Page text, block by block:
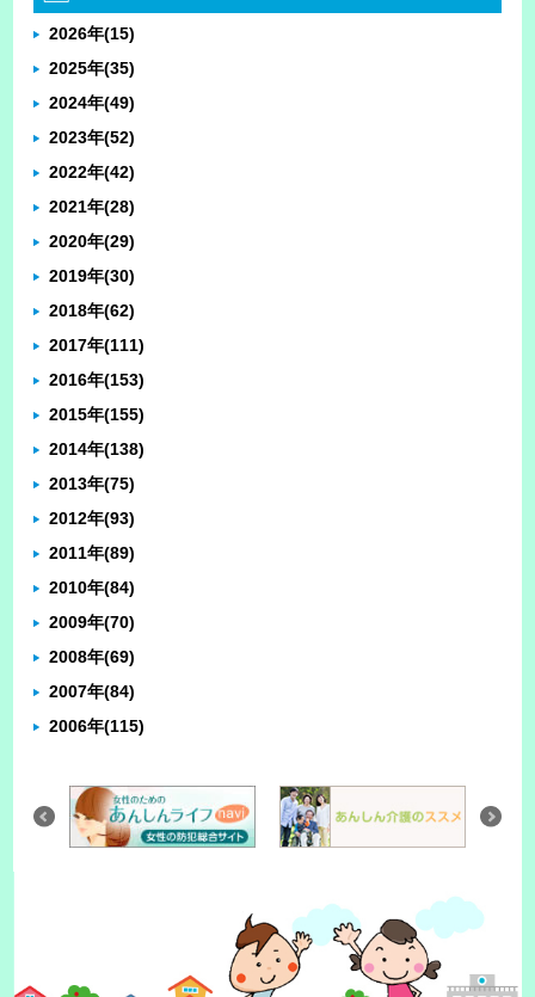
2026年(15)
2025年(35)
2024年(49)
2023年(52)
2022年(42)
2021年(28)
2020年(29)
2019年(30)
2018年(62)
2017年(111)
2016年(153)
2015年(155)
2014年(138)
2013年(75)
2012年(93)
2011年(89)
2010年(84)
2009年(70)
2008年(69)
2007年(84)
2006年(115)